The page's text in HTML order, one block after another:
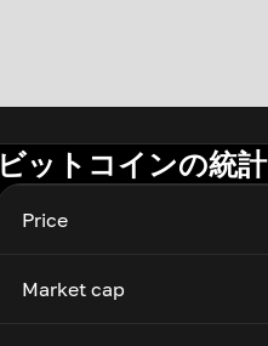
ビットコインの統計
Price
Market cap